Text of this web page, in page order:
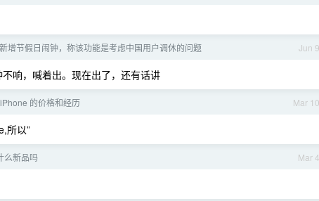
Jun 9
增节假日闹钟，称该功能是考虑中国用户调休的问题
响，喊着出。现在出了，还有话讲
Mar 10
的价格和经历
所以”
Mar 4
么新品吗